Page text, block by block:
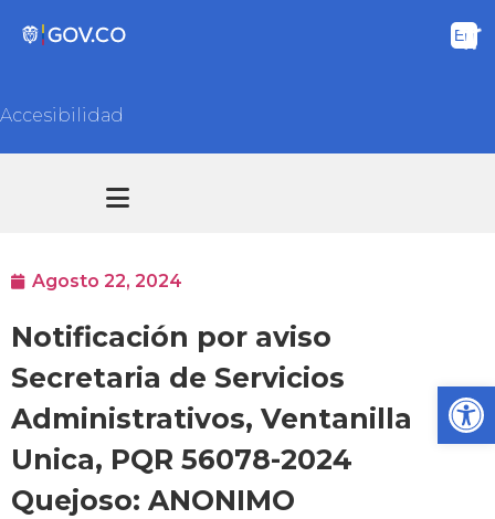
Accesibilidad
Agosto 22, 2024
Notificación por aviso
Secretaria de Servicios
Administrativos, Ventanilla
Unica, PQR 56078-2024
Quejoso: ANONIMO